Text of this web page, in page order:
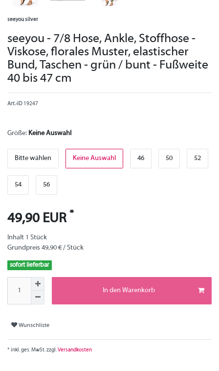
seeyou silver
seeyou - 7/8 Hose, Ankle, Stoffhose -
Viskose, florales Muster, elastischer
Bund, Taschen - grün / bunt - Fußweite
40 bis 47 cm
Art.-ID 19247
Größe: Keine Auswahl
Bitte wählen Keine Auswahl 46 50 52
54 56
49,90 EUR *
Inhalt 1 Stück
Grundpreis 49,90 € / Stück
sofort lieferbar
In den Warenkorb
Wunschliste
* inkl. ges. MwSt. zzgl.Versandkosten